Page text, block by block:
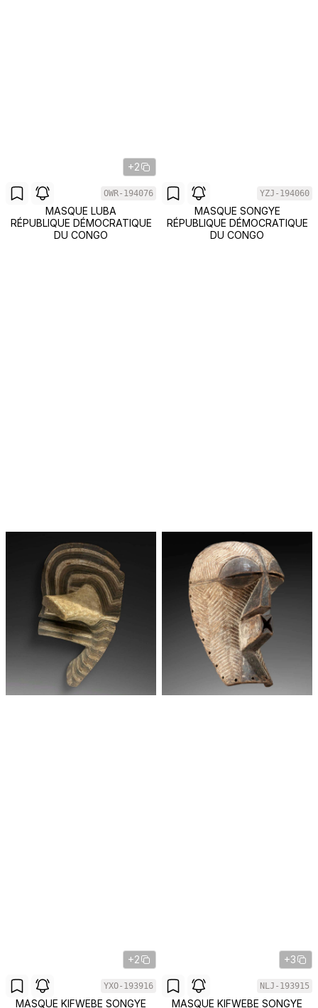
+2
OWR-194076
MASQUE LUBA
RÉPUBLIQUE DÉMOCRATIQUE
DU CONGO
YZJ-194060
MASQUE SONGYE
RÉPUBLIQUE DÉMOCRATIQUE
DU CONGO
+2
YXO-193916
MASQUE KIFWEBE SONGYE
+3
NLJ-193915
MASQUE KIFWEBE SONGYE